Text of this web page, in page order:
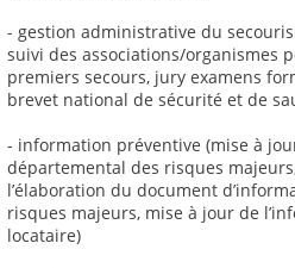
- gestion administrative du
suivi des associations/organismes
premiers secours, jury examens
brevet national de sécurité et de
- information préventive (mise à
départemental des risques
l’élaboration du document
risques majeurs, mise à jour de
locataire)